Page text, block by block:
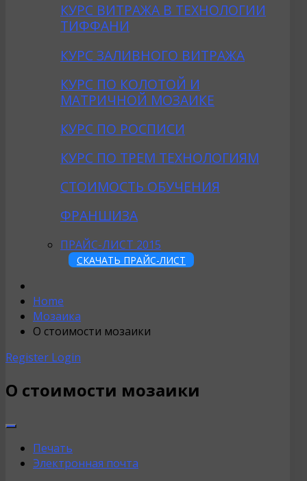
КУРС ВИТРАЖА В ТЕХНОЛОГИИ
ТИФФАНИ
КУРС ЗАЛИВНОГО ВИТРАЖА
КУРС ПО КОЛОТОЙ И
МАТРИЧНОЙ МОЗАИКЕ
КУРС ПО РОСПИСИ
КУРС ПО ТРЕМ ТЕХНОЛОГИЯМ
СТОИМОСТЬ ОБУЧЕНИЯ
ФРАНШИЗА
ПРАЙС-ЛИСТ 2015
СКАЧАТЬ ПРАЙС-ЛИСТ
Home
Мозаика
О стоимости мозаики
Register Login
О стоимости мозаики
Печать
Электронная почта